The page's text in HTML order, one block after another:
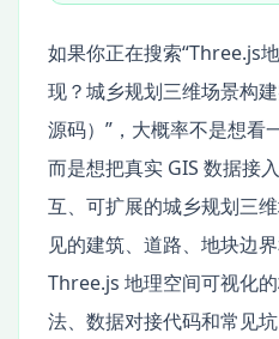
如果你正在搜索“Three.js
现？城乡规划三维场景构
源码）”，大概率不是想看
而是想把真实 GIS 数据接
互、可扩展的城乡规划三
见的建筑、道路、地块边
Three.js 地理空间可视化
法、数据对接代码和常见坑